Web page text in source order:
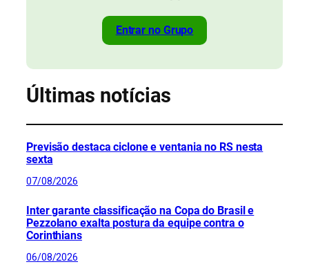
Entrar no Grupo
Últimas notícias
Previsão destaca ciclone e ventania no RS nesta
sexta
07/08/2026
Inter garante classificação na Copa do Brasil e
Pezzolano exalta postura da equipe contra o
Corinthians
06/08/2026